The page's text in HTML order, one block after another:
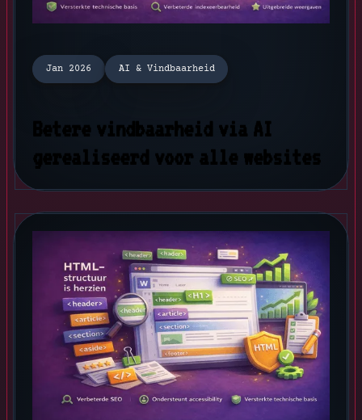
Jan 2026 AI & Vindbaarheid
Betere vindbaarheid via AI
gerealiseerd voor alle websites